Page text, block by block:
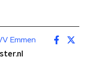
Emmen